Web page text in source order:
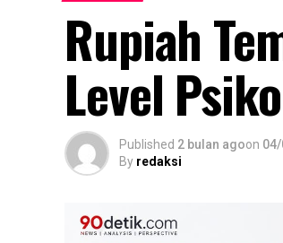
Rupiah
Level
Published 2 bulan agoon
By redaksi